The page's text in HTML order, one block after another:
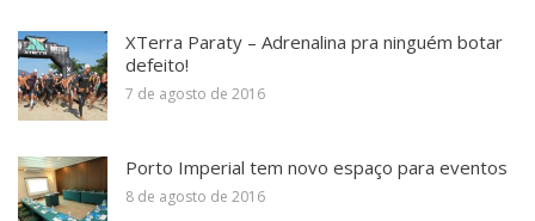
XTerra Paraty – Adrenalina pra ninguém botar
defeito!
7 de agosto de 2016
Porto Imperial tem novo espaço para eventos
8 de agosto de 2016